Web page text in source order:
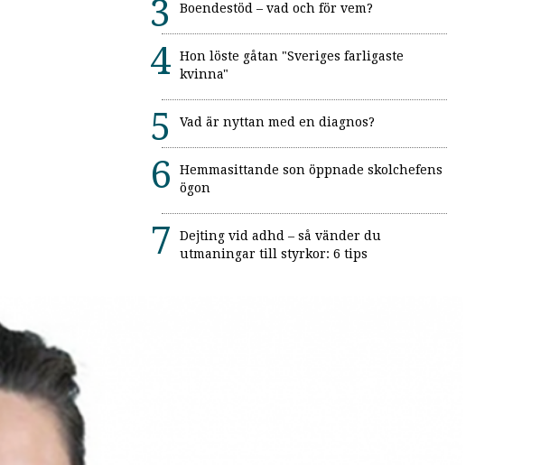
Boendestöd – vad och för vem?
Hon löste gåtan "Sveriges farligaste
kvinna"
Vad är nyttan med en diagnos?
Hemmasittande son öppnade skolchefens
ögon
Dejting vid adhd – så vänder du
utmaningar till styrkor: 6 tips